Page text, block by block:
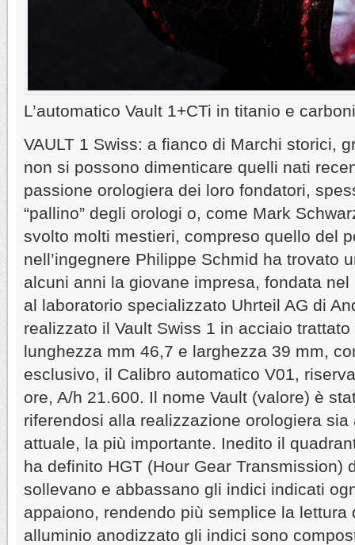
L’automatico Vault 1+CTi in titanio e
VAULT 1 Swiss: a fianco di Marchi storici,
non si possono dimenticare quelli nati
passione orologiera dei loro fondatori,
“pallino” degli orologi o, come Mark
svolto molti mestieri, compreso quello del
nell’ingegnere Philippe Schmid ha trovato
alcuni anni la giovane impresa, fondata
al laboratorio specializzato Uhrteil AG di
realizzato il Vault Swiss 1 in acciaio
lunghezza mm 46,7 e larghezza 39 mm,
esclusivo, il Calibro automatico V01,
ore, A/h 21.600. Il nome Vault (valore) è
riferendosi alla realizzazione orologiera sia
attuale, la più importante. Inedito il
ha definito HGT (Hour Gear Transmission)
sollevano e abbassano gli indici indicati
appaiono, rendendo più semplice la lettura
alluminio anodizzato gli indici sono